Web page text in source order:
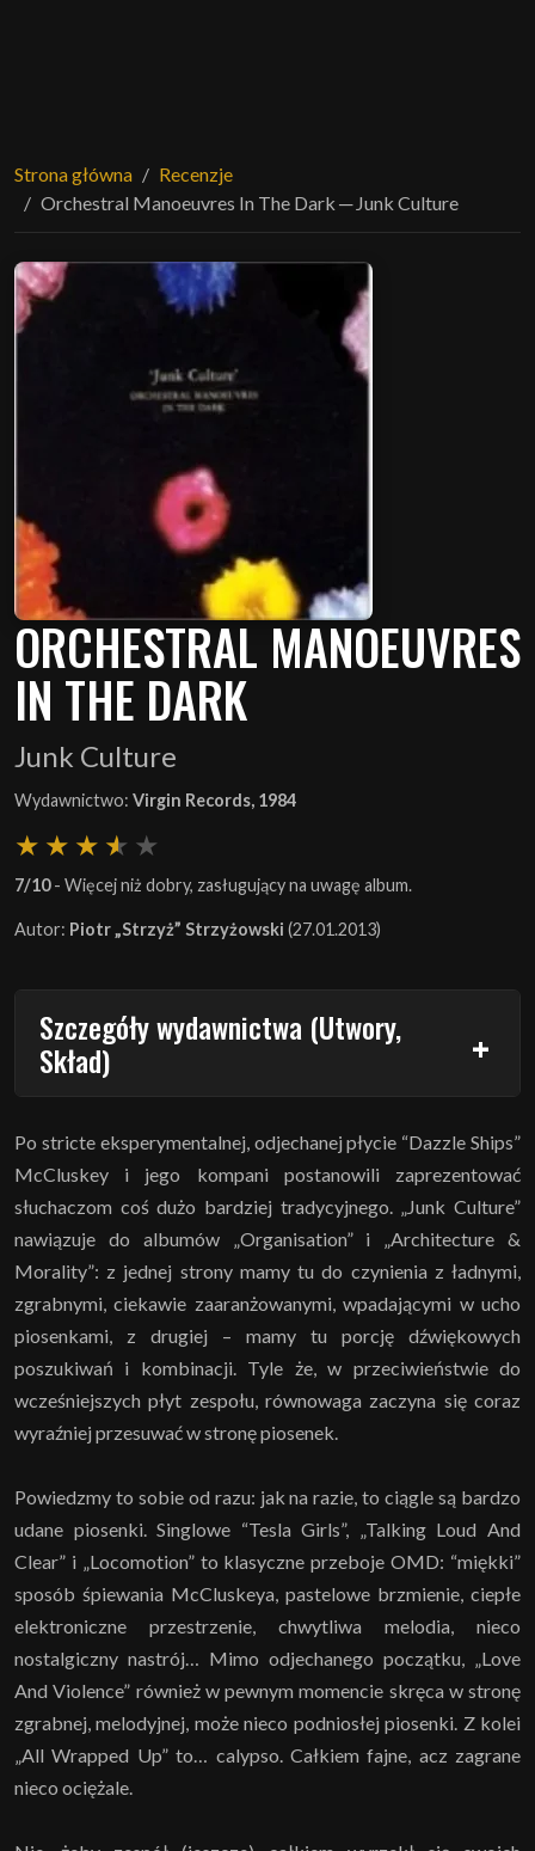
Strona główna
Recenzje
Orchestral Manoeuvres In The Dark ─ Junk Culture
ORCHESTRAL MANOEUVRES
IN THE DARK
Junk Culture
Wydawnictwo: Virgin Records, 1984
7/10- Więcej niż dobry, zasługujący na uwagę album.
Autor: Piotr „Strzyż” Strzyżowski (27.01.2013)
Szczegóły wydawnictwa (Utwory,
Skład)
Po stricte eksperymentalnej, odjechanej płycie “Dazzle Ships”
McCluskey i jego kompani postanowili zaprezentować
słuchaczom coś dużo bardziej tradycyjnego. „Junk Culture”
nawiązuje do albumów „Organisation” i „Architecture &
Morality”: z jednej strony mamy tu do czynienia z ładnymi,
zgrabnymi, ciekawie zaaranżowanymi, wpadającymi w ucho
piosenkami, z drugiej – mamy tu porcję dźwiękowych
poszukiwań i kombinacji. Tyle że, w przeciwieństwie do
wcześniejszych płyt zespołu, równowaga zaczyna się coraz
wyraźniej przesuwać w stronę piosenek.
Powiedzmy to sobie od razu: jak na razie, to ciągle są bardzo
udane piosenki. Singlowe “Tesla Girls”, „Talking Loud And
Clear” i „Locomotion” to klasyczne przeboje OMD: “miękki”
sposób śpiewania McCluskeya, pastelowe brzmienie, ciepłe
elektroniczne przestrzenie, chwytliwa melodia, nieco
nostalgiczny nastrój… Mimo odjechanego początku, „Love
And Violence” również w pewnym momencie skręca w stronę
zgrabnej, melodyjnej, może nieco podniosłej piosenki. Z kolei
„All Wrapped Up” to… calypso. Całkiem fajne, acz zagrane
nieco ociężale.